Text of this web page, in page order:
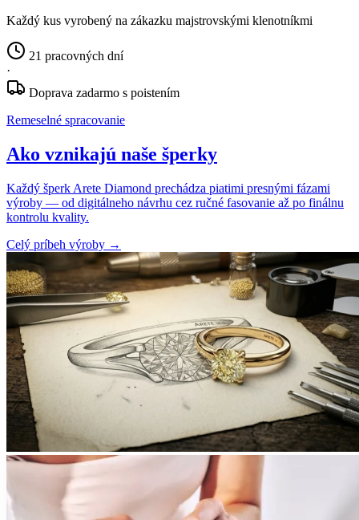
Každý kus vyrobený na zákazku majstrovskými klenotníkmi
21 pracovných dní
·
Doprava zadarmo s poistením
Remeselné spracovanie
Ako vznikajú naše šperky
Každý šperk Arete Diamond prechádza piatimi presnými fázami
výroby — od digitálneho návrhu cez ručné fasovanie až po finálnu
kontrolu kvality.
Celý príbeh výroby →